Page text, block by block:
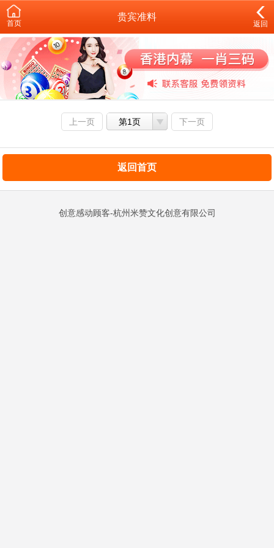
首页
贵宾准料
返回
上一页 第1页 下一页
返回首页
创意感动顾客-杭州米赞文化创意有限公司